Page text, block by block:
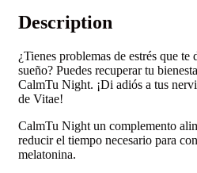
Description
¿Tienes problemas de estrés que
sueño? Puedes recuperar tu
CalmTu Night. ¡Di adiós a tus
de Vitae!
CalmTu Night un complemento
reducir el tiempo necesario para
melatonina.